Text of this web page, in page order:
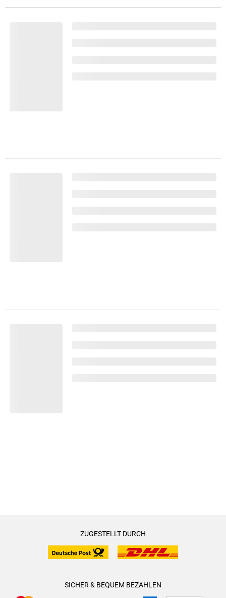
ZUGESTELLT DURCH
SICHER & BEQUEM BEZAHLEN